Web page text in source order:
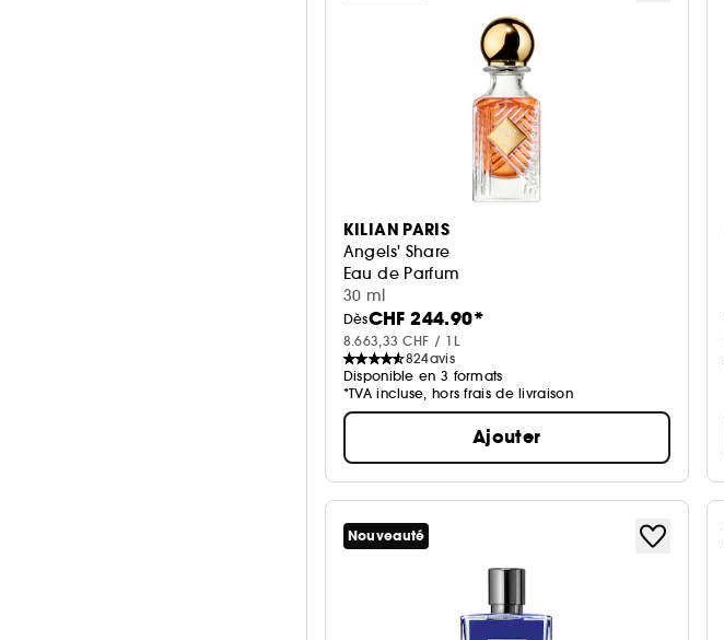
KILIAN PARIS
Angels' Share
Eau de Parfum
30 ml
DèsCHF 244.90*
8.663,33 CHF / 1L
824avis
Disponible en 3 formats
*TVA incluse, hors frais de livraison
Ajouter
Nouveauté